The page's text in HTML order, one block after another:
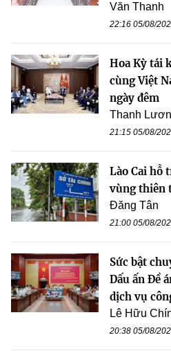
Văn Thanh
22:16 05/08/
Hoa Kỳ tái
cùng Việt
ngày đêm
Thanh
21:15 05/08/
Lào Cai hỗ
vùng thiên
Đăng Tân
21:00 05/08/
Sức bật
Dấu ấn Đề
dịch vụ
Lê Hữu
20:38 05/08/